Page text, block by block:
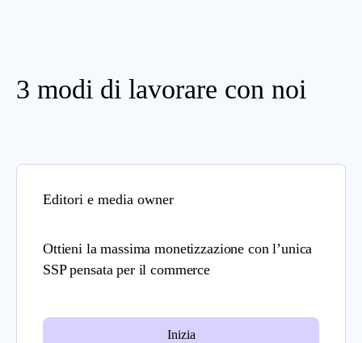
3 modi di lavorare con noi
Editori e media owner
Ottieni la massima monetizzazione con l’unica
SSP pensata per il commerce
Inizia